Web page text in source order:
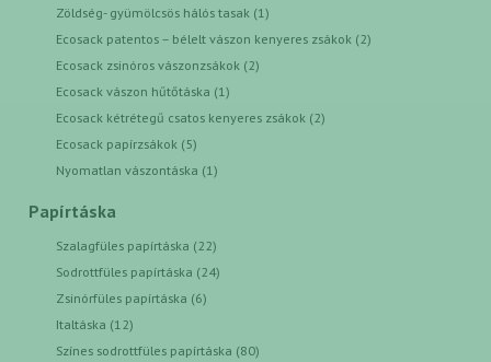
Zöldség- gyümölcsös hálós tasak (1)
Ecosack patentos – bélelt vászon kenyeres zsákok (2)
Ecosack zsinóros vászonzsákok (2)
Ecosack vászon hűtőtáska (1)
Ecosack kétrétegű csatos kenyeres zsákok (2)
Ecosack papírzsákok (5)
Nyomatlan vászontáska (1)
Papírtáska
Szalagfüles papírtáska (22)
Sodrottfüles papírtáska (24)
Zsinórfüles papírtáska (6)
Italtáska (12)
Színes sodrottfüles papírtáska (80)